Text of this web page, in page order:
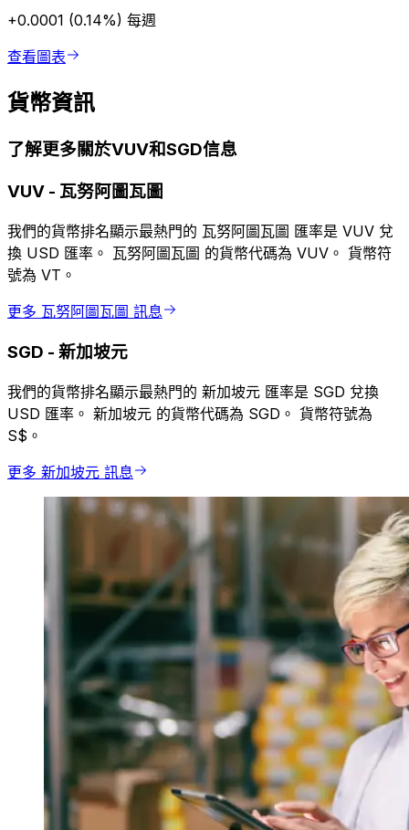
+0.0001 (0.14%) 每週
查看圖表
貨幣資訊
了解更多關於VUV和SGD信息
VUV - 瓦努阿圖瓦圖
我們的貨幣排名顯示最熱門的 瓦努阿圖瓦圖 匯率是 VUV 兌
換 USD 匯率。 瓦努阿圖瓦圖 的貨幣代碼為 VUV。 貨幣符
號為 VT。
更多 瓦努阿圖瓦圖 訊息
SGD - 新加坡元
我們的貨幣排名顯示最熱門的 新加坡元 匯率是 SGD 兌換
USD 匯率。 新加坡元 的貨幣代碼為 SGD。 貨幣符號為
S$。
更多 新加坡元 訊息